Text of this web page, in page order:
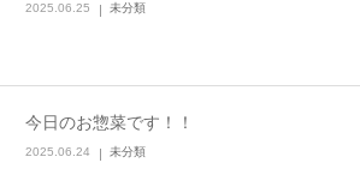
2025.06.25 未分類
今日のお惣菜です！！
2025.06.24 未分類